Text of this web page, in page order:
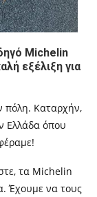
Michelin
εξέλιξη για
πόλη. Καταρχήν,
Ελλάδα όπου
τα Michelin
Έχουμε να τους